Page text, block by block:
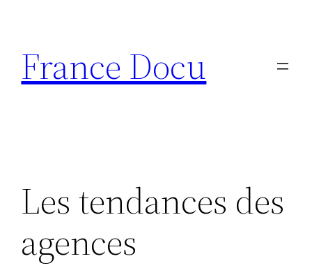
contenu
France Docu
Les tendances des
agences